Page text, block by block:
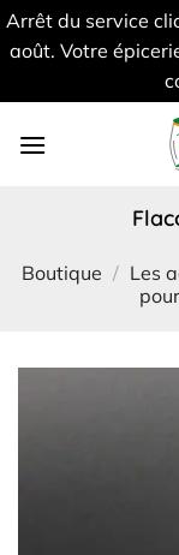
Arrêt du service
août. Votre
Boutique / Les